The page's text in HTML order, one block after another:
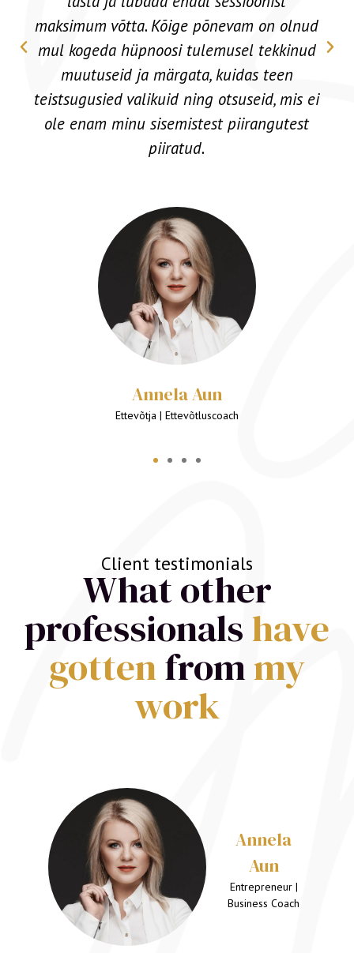
Christjan Schumann
Partner & COO - Cleanbeat | Ettevõtlus & Juhtimiskonsultant
ning coach
Client testimonials
What other
professionalshave
gottenfrommy
work
Helia
Tabas
Life Coach,
Hypnotheraphist